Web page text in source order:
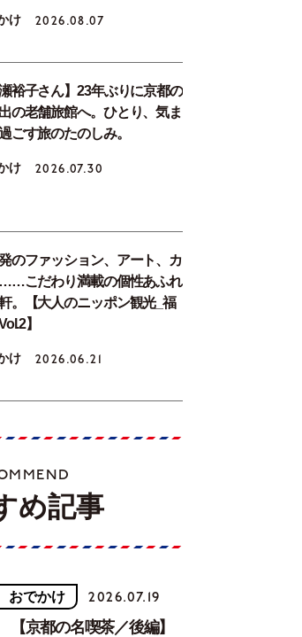
け 2026.08.07
瀬裕子さん】23年ぶりに京都の
の老舗旅館へ。ひとり、気ま
ごす旅のたのしみ。
け 2026.07.30
のファッション、アート、カ
こだわり満載の個性あふれ
。【大人のニッポン観光_福
】
け 2026.06.21
め記事
おでかけ 2026.07.19
【京都の名喫茶／後編】